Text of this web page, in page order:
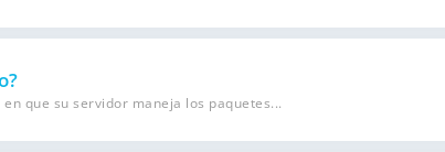
que su servidor maneja los paquetes...